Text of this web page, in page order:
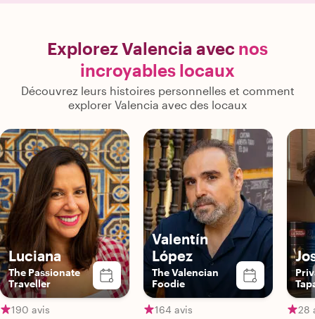
Explorez Valencia avec nos
incroyables locaux
Découvrez leurs histoires personnelles et comment
explorer Valencia avec des locaux
Luciana
The Passionate
Traveller
190 avis
Valentín
López
The Valencian
Foodie
164 avis 28